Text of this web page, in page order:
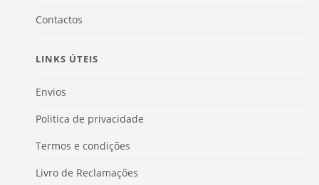
Contactos
LINKS ÚTEIS
Envios
Politica de privacidade
Termos e condições
Livro de Reclamações